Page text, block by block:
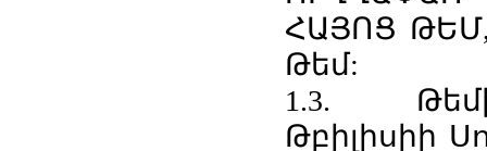
ՀԱՅՈՑ
Թեմ:
1.3. Թեմի
Թբիլիսիի